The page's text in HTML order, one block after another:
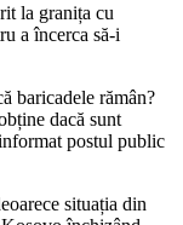
la granița cu
a încerca să-i
baricadele rămân?
dacă sunt
postul public
situația din